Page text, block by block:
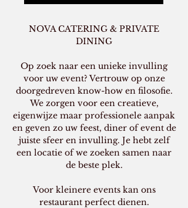
NOVA CATERING & PRIVATE
DINING
Op zoek naar een unieke invulling
voor uw event? Vertrouw op onze
doorgedreven know-how en filosofie.
We zorgen voor een creatieve,
eigenwijze maar professionele aanpak
en geven zo uw feest, diner of event de
juiste sfeer en invulling. Je hebt zelf
een locatie of we zoeken samen naar
de beste plek.
Voor kleinere events kan ons
restaurant perfect dienen.